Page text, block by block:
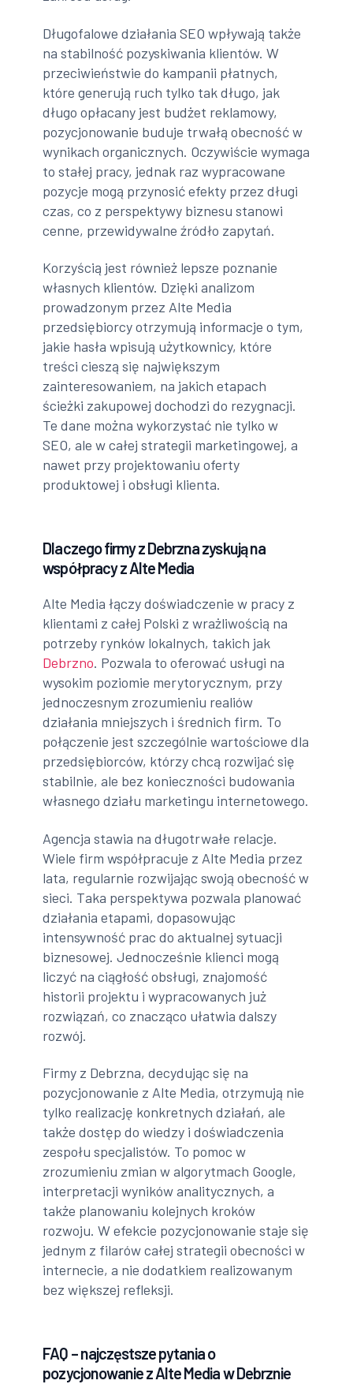
Długofalowe działania SEO wpływają także
na stabilność pozyskiwania klientów. W
przeciwieństwie do kampanii płatnych,
które generują ruch tylko tak długo, jak
długo opłacany jest budżet reklamowy,
pozycjonowanie buduje trwałą obecność w
wynikach organicznych. Oczywiście wymaga
to stałej pracy, jednak raz wypracowane
pozycje mogą przynosić efekty przez długi
czas, co z perspektywy biznesu stanowi
cenne, przewidywalne źródło zapytań.
Korzyścią jest również lepsze poznanie
własnych klientów. Dzięki analizom
prowadzonym przez Alte Media
przedsiębiorcy otrzymują informacje o tym,
jakie hasła wpisują użytkownicy, które
treści cieszą się największym
zainteresowaniem, na jakich etapach
ścieżki zakupowej dochodzi do rezygnacji.
Te dane można wykorzystać nie tylko w
SEO, ale w całej strategii marketingowej, a
nawet przy projektowaniu oferty
produktowej i obsługi klienta.
Dlaczego firmy z Debrzna zyskują na
współpracy z Alte Media
Alte Media łączy doświadczenie w pracy z
klientami z całej Polski z wrażliwością na
potrzeby rynków lokalnych, takich jak
Debrzno. Pozwala to oferować usługi na
wysokim poziomie merytorycznym, przy
jednoczesnym zrozumieniu realiów
działania mniejszych i średnich firm. To
połączenie jest szczególnie wartościowe dla
przedsiębiorców, którzy chcą rozwijać się
stabilnie, ale bez konieczności budowania
własnego działu marketingu internetowego.
Agencja stawia na długotrwałe relacje.
Wiele firm współpracuje z Alte Media przez
lata, regularnie rozwijając swoją obecność w
sieci. Taka perspektywa pozwala planować
działania etapami, dopasowując
intensywność prac do aktualnej sytuacji
biznesowej. Jednocześnie klienci mogą
liczyć na ciągłość obsługi, znajomość
historii projektu i wypracowanych już
rozwiązań, co znacząco ułatwia dalszy
rozwój.
Firmy z Debrzna, decydując się na
pozycjonowanie z Alte Media, otrzymują nie
tylko realizację konkretnych działań, ale
także dostęp do wiedzy i doświadczenia
zespołu specjalistów. To pomoc w
zrozumieniu zmian w algorytmach Google,
interpretacji wyników analitycznych, a
także planowaniu kolejnych kroków
rozwoju. W efekcie pozycjonowanie staje się
jednym z filarów całej strategii obecności w
internecie, a nie dodatkiem realizowanym
bez większej refleksji.
FAQ – najczęstsze pytania o
pozycjonowanie z Alte Media w Debrznie